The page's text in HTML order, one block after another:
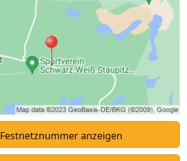
Festnetznummer anzeigen